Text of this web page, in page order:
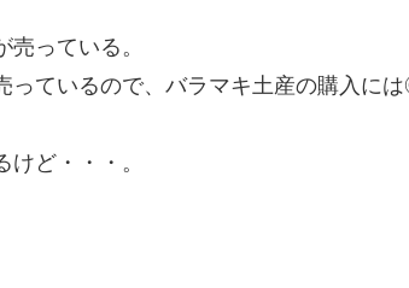
っている。
ているので、バラマキ土産の購入には
ど・・・。